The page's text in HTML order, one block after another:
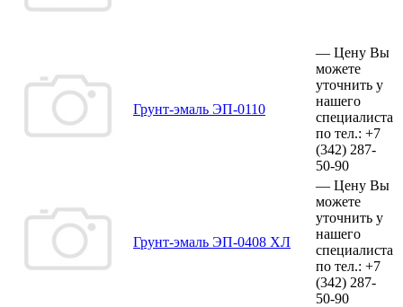
Грунт-эмаль ЭП-0110
— Цену Вы
можете
уточнить у
нашего
специалиста
по тел.: +7
(342) 287-
50-90
Грунт-эмаль ЭП-0408 ХЛ
— Цену Вы
можете
уточнить у
нашего
специалиста
по тел.: +7
(342) 287-
50-90